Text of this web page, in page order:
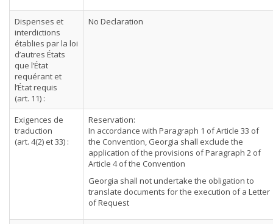
Dispenses et
interdictions
établies par la loi
d’autres États
que l’État
requérant et
l’État requis
(art. 11) :
No Declaration
Exigences de
traduction
(art. 4(2) et 33) :
Reservation:
In accordance with Paragraph 1 of Article 33 of
the Convention, Georgia shall exclude the
application of the provisions of Paragraph 2 of
Article 4 of the Convention
Georgia shall not undertake the obligation to
translate documents for the execution of a Letter
of Request